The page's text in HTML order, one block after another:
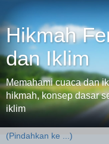
Hikmah
dan Iklim
Memahami cuaca dan
hikmah, konsep dasar
iklim